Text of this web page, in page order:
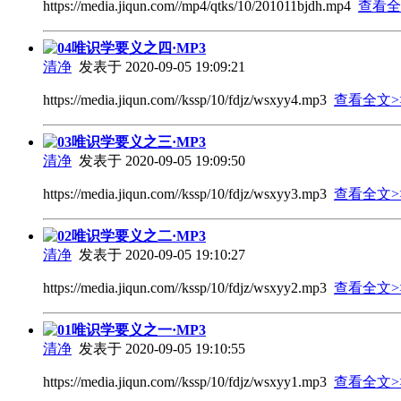
https://media.jiqun.com//mp4/qtks/10/201011bjdh.mp4 查看
04唯识学要义之四·MP3
清净 发表于 2020-09-05 19:09:21
https://media.jiqun.com//kssp/10/fdjz/wsxyy4.mp3 查看全文
03唯识学要义之三·MP3
清净 发表于 2020-09-05 19:09:50
https://media.jiqun.com//kssp/10/fdjz/wsxyy3.mp3 查看全文
02唯识学要义之二·MP3
清净 发表于 2020-09-05 19:10:27
https://media.jiqun.com//kssp/10/fdjz/wsxyy2.mp3 查看全文
01唯识学要义之一·MP3
清净 发表于 2020-09-05 19:10:55
https://media.jiqun.com//kssp/10/fdjz/wsxyy1.mp3 查看全文